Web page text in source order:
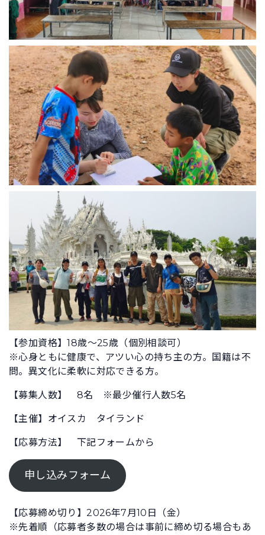
【参加資格】18歳～25歳（個別相談可）
※心身ともに健康で、アツい心の持ち主の方。国籍は不
問。異文化に柔軟に対応できる方。
【募集人数】 8名 ※最少催行人数5名
【主催】オイスカ タイランド
【応募方法】 下記フォームから
申し込みフォーム
【応募締め切り】2026年7月10日（金）
※先着順（応募者多数の場合は事前に締め切る場合もあ